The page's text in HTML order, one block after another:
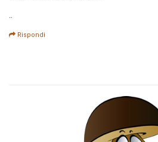
..
Rispondi